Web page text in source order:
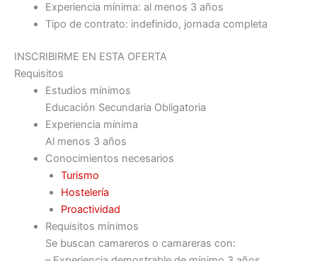
Experiencia mínima: al menos 3 años
Tipo de contrato: indefinido, jornada completa
INSCRIBIRME EN ESTA OFERTA
Requisitos
Estudios mínimos
Educación Secundaria Obligatoria
Experiencia mínima
Al menos 3 años
Conocimientos necesarios
Turismo
Hostelería
Proactividad
Requisitos mínimos
Se buscan camareros o camareras con: